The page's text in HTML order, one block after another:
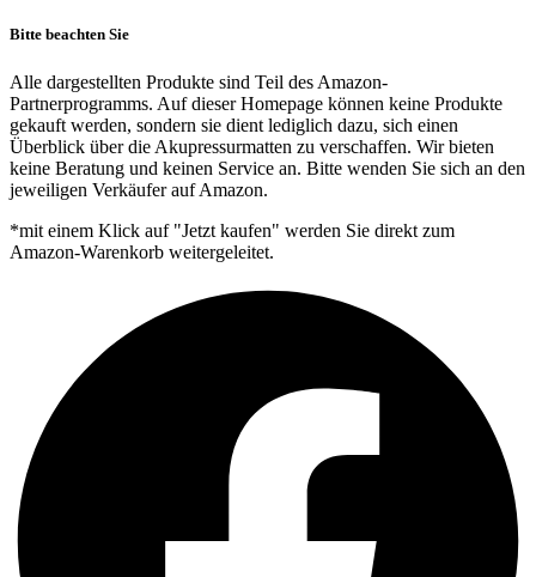
Bitte beachten Sie
Alle dargestellten Produkte sind Teil des Amazon-
Partnerprogramms. Auf dieser Homepage können keine Produkte
gekauft werden, sondern sie dient lediglich dazu, sich einen
Überblick über die Akupressurmatten zu verschaffen. Wir bieten
keine Beratung und keinen Service an. Bitte wenden Sie sich an den
jeweiligen Verkäufer auf Amazon.
*mit einem Klick auf "Jetzt kaufen" werden Sie direkt zum
Amazon-Warenkorb weitergeleitet.